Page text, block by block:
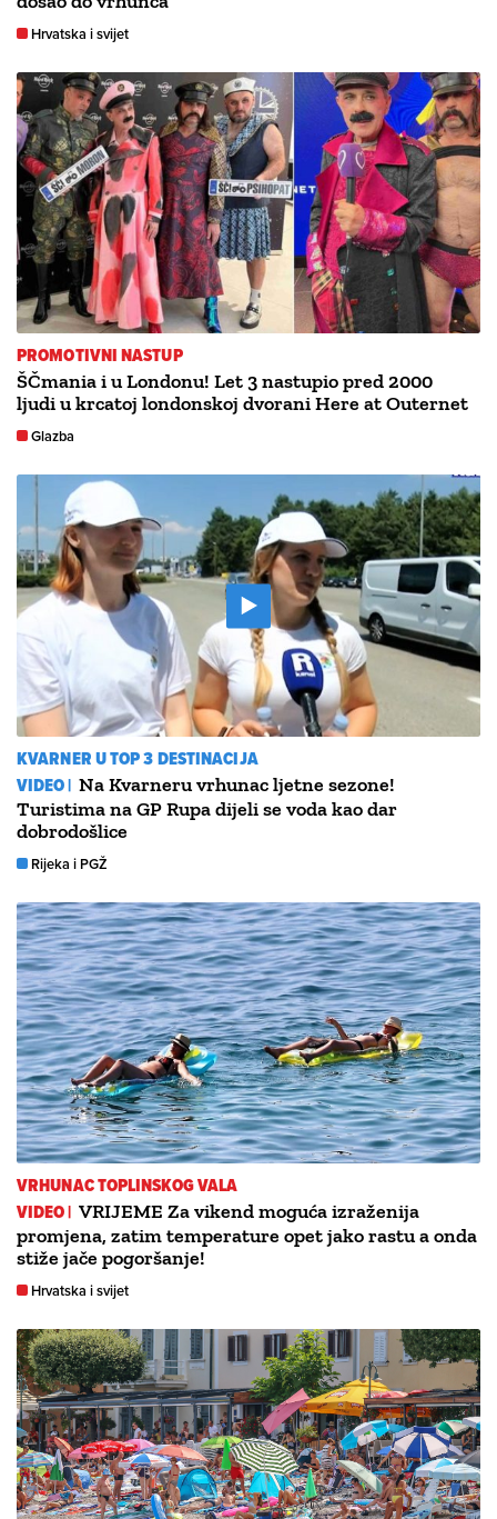
Hrvatska i svijet
PROMOTIVNI NASTUP
ŠČmania i u Londonu! Let 3 nastupio pred 2000
ljudi u krcatoj londonskoj dvorani Here at Outernet
Glazba
KVARNER U TOP 3 DESTINACIJA
VIDEO | Na Kvarneru vrhunac ljetne sezone!
Turistima na GP Rupa dijeli se voda kao dar
dobrodošlice
Rijeka i PGŽ
VRHUNAC TOPLINSKOG VALA
VIDEO | VRIJEME Za vikend moguća izraženija
promjena, zatim temperature opet jako rastu a onda
stiže jače pogoršanje!
Hrvatska i svijet